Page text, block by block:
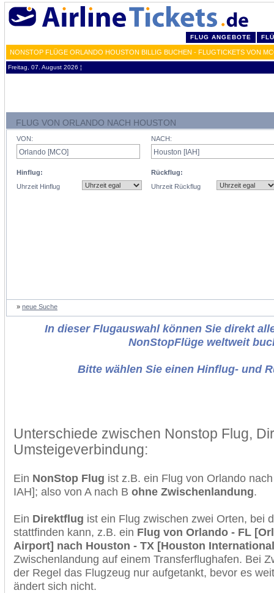
FLUG ANGEBOTE
NONSTOP FLÜGE ORLANDO HOUSTON BILLIG BUCHEN - FLUGTICKETS VON
Freitag, 07. August 2026 ¦
FLUG VON ORLANDO NACH HOUSTON
VON:
Hinflug:
Uhrzeit Hinflug
NACH:
Rückflug:
Uhrzeit Rückflug
» neue Suche
In dieser Flugauswahl können Sie direkt
NonStopFlüge weltweit
Bitte wählen Sie einen Hinflug- und
Unterschiede zwischen Nonstop Flug,
Umsteigeverbindung:
Ein NonStop Flug ist z.B. ein Flug von Orlando
IAH]; also von A nach B ohne Zwischenlandung.
Ein Direktflug ist ein Flug zwischen zwei Orten, bei
stattfinden kann, z.B. ein Flug von Orlando - FL
Airport] nach Houston - TX [Houston
Zwischenlandung auf einem Transferflughafen. Bei
der Regel das Flugzeug nur aufgetankt, bevor es
ändert sich nicht.